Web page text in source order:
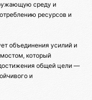
среду и
ресурсов и
объединения усилий и
который
общей цели —
и